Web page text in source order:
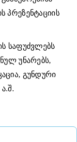
პრეზენტაციის
საფუძვლებს
უნარებს,
გუნდური